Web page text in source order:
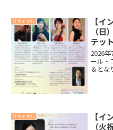
リサイタル
【
（
テッ
べ～
2026
ール・
＆と
リサイタル
【
（